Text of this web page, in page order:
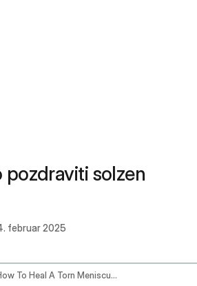
pozdraviti solzen
februar 2025
How To Heal A Torn Meniscus Naturally